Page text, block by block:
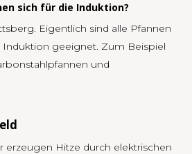
sich für die Induktion?
Eigentlich sind alle Pfannen
geeignet. Zum Beispiel
und
erzeugen Hitze durch elektrischen